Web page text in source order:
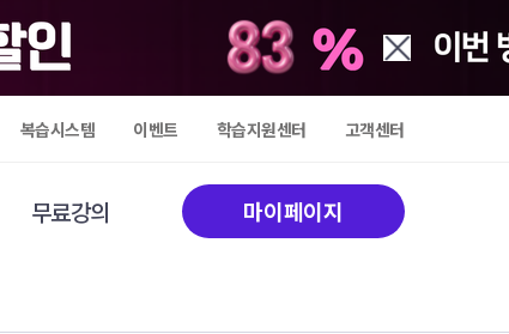
복습시스템 이벤트 학습지원센터 고객센터
무료강의 마이페이지